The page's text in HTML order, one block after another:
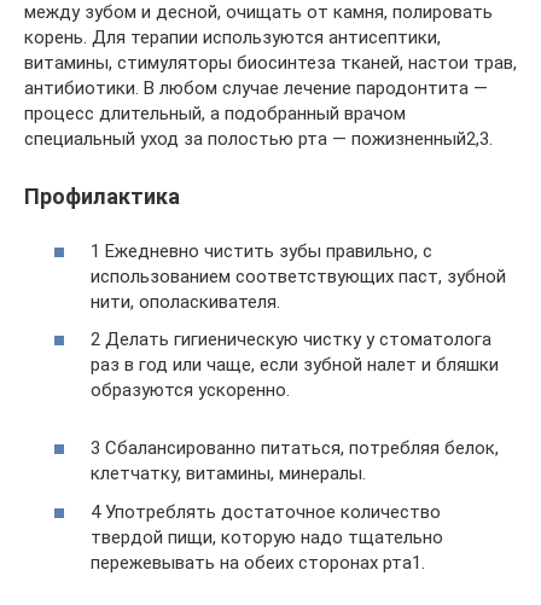
между зубом и десной, очищать от камня, полировать
корень. Для терапии используются антисептики,
витамины, стимуляторы биосинтеза тканей, настои трав,
антибиотики. В любом случае лечение пародонтита —
процесс длительный, а подобранный врачом
специальный уход за полостью рта — пожизненный2,3.
Профилактика
1 Ежедневно чистить зубы правильно, с
использованием соответствующих паст, зубной
нити, ополаскивателя.
2 Делать гигиеническую чистку у стоматолога
раз в год или чаще, если зубной налет и бляшки
образуются ускоренно.
3 Сбалансированно питаться, потребляя белок,
клетчатку, витамины, минералы.
4 Употреблять достаточное количество
твердой пищи, которую надо тщательно
пережевывать на обеих сторонах рта1.